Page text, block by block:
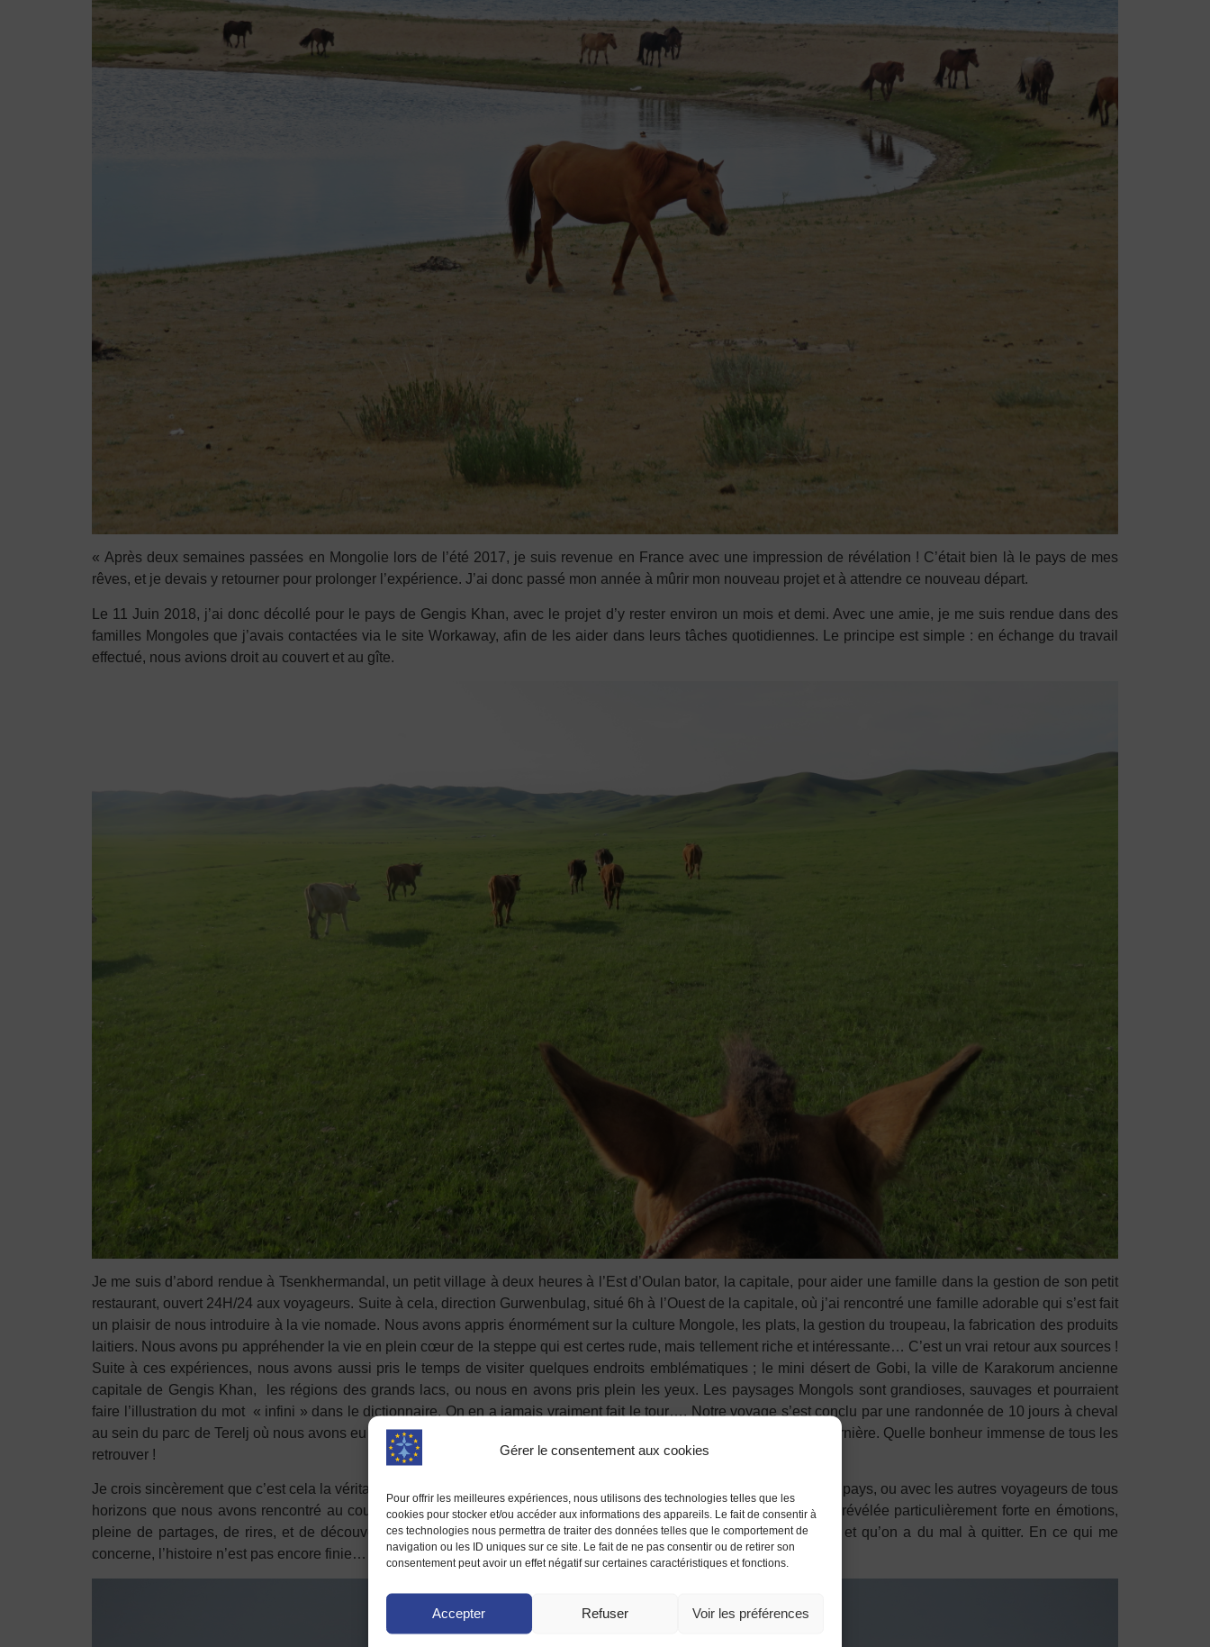
Gérer le consentement aux cookies
Pour offrir les meilleures expériences, nous utilisons des technologies telles que les
cookies pour stocker et/ou accéder aux informations des appareils. Le fait de consentir à
ces technologies nous permettra de traiter des données telles que le comportement de
navigation ou les ID uniques sur ce site. Le fait de ne pas consentir ou de retirer son
consentement peut avoir un effet négatif sur certaines caractéristiques et fonctions.
Accepter Refuser Voir les préférences
« Après deux semaines passées en Mongolie lors de l’été 2017, je suis revenue en France avec une impression de révélation ! C’était bien là le pays de mes
rêves, et je devais y retourner pour prolonger l’expérience. J’ai donc passé mon année à mûrir mon nouveau projet et à attendre ce nouveau départ.
Le 11 Juin 2018, j’ai donc décollé pour le pays de Gengis Khan, avec le projet d’y rester environ un mois et demi. Avec une amie, je me suis rendue dans des
familles Mongoles que j’avais contactées via le site Workaway, afin de les aider dans leurs tâches quotidiennes. Le principe est simple : en échange du travail
effectué, nous avions droit au couvert et au gîte.
Je me suis d’abord rendue à Tsenkhermandal, un petit village à deux heures à l’Est d’Oulan bator, la capitale, pour aider une famille dans la gestion de son petit
restaurant, ouvert 24H/24 aux voyageurs. Suite à cela, direction Gurwenbulag, situé 6h à l’Ouest de la capitale, où j’ai rencontré une famille adorable qui s’est fait
un plaisir de nous introduire à la vie nomade. Nous avons appris énormément sur la culture Mongole, les plats, la gestion du troupeau, la fabrication des produits
laitiers. Nous avons pu appréhender la vie en plein cœur de la steppe qui est certes rude, mais tellement riche et intéressante… C’est un vrai retour aux sources !
Suite à ces expériences, nous avons aussi pris le temps de visiter quelques endroits emblématiques ; le mini désert de Gobi, la ville de Karakorum ancienne
capitale de Gengis Khan, les régions des grands lacs, ou nous en avons pris plein les yeux. Les paysages Mongols sont grandioses, sauvages et pourraient
faire l’illustration du mot « infini » dans le dictionnaire. On en a jamais vraiment fait le tour…. Notre voyage s’est conclu par une randonnée de 10 jours à cheval
au sein du parc de Terelj où nous avons eu la chance de revoir nos amis Mongols que nous avions quittés l’année dernière. Quelle bonheur immense de tous les
retrouver !
Je crois sincèrement que c’est cela la véritable finalité des voyages, créer des liens, que ce soit avec les habitants du pays, ou avec les autres voyageurs de tous
horizons que nous avons rencontré au cours de notre périple… Cette seconde expérience en Mongolie s’est donc révélée particulièrement forte en émotions,
pleine de partages, de rires, et de découvertes… La Mongolie fait parti de ces pays qui vous accrochent le cœur, et qu’on a du mal à quitter. En ce qui me
concerne, l’histoire n’est pas encore finie… Ne dit-on pas jamais 2 sans 3 ? »